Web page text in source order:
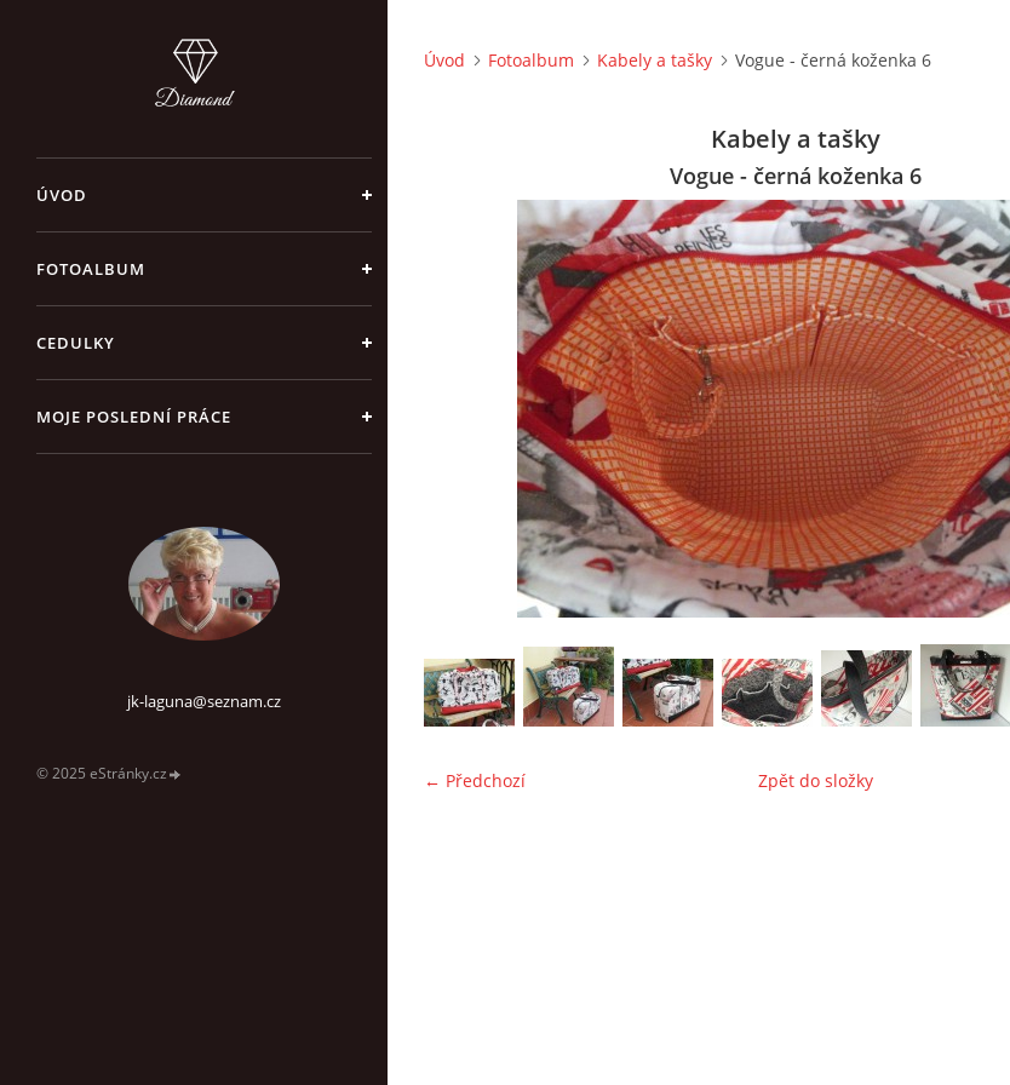
ÚVOD
FOTOALBUM
CEDULKY
MOJE POSLEDNÍ PRÁCE
jk-laguna@seznam.cz
© 2025 eStránky.cz
Úvod Fotoalbum Kabely a tašky Vogue - černá koženka 6
Kabely a tašky
Vogue - černá koženka 6
← Předchozí Zpět do složky